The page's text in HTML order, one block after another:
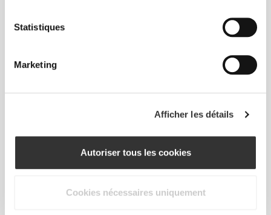
Statistiques
Marketing
Afficher les détails
Autoriser tous les cookies
Cookies nécessaires uniquement
corps suivra. Cet ajustement plus serré
Regular